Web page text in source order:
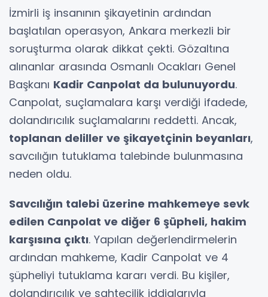
İzmirli iş insanının şikayetinin ardından
başlatılan operasyon, Ankara merkezli bir
soruşturma olarak dikkat çekti. Gözaltına
alınanlar arasında Osmanlı Ocakları Genel
Başkanı Kadir Canpolat da bulunuyordu.
Canpolat, suçlamalara karşı verdiği ifadede,
dolandırıcılık suçlamalarını reddetti. Ancak,
toplanan deliller ve şikayetçinin beyanları,
savcılığın tutuklama talebinde bulunmasına
neden oldu.
Savcılığın talebi üzerine mahkemeye sevk
edilen Canpolat ve diğer 6 şüpheli, hakim
karşısına çıktı. Yapılan değerlendirmelerin
ardından mahkeme, Kadir Canpolat ve 4
şüpheliyi tutuklama kararı verdi. Bu kişiler,
dolandırıcılık ve sahtecilik iddialarıyla